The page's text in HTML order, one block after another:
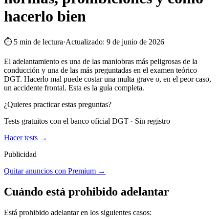
hacerlo bien
⏱ 5 min de lectura·Actualizado: 9 de junio de 2026
El adelantamiento es una de las maniobras más peligrosas de la
conducción y una de las más preguntadas en el examen teórico
DGT. Hacerlo mal puede costar una multa grave o, en el peor caso,
un accidente frontal. Esta es la guía completa.
¿Quieres practicar estas preguntas?
Tests gratuitos con el banco oficial DGT · Sin registro
Hacer tests →
Publicidad
Quitar anuncios con Premium →
Cuándo está prohibido adelantar
Está prohibido adelantar en los siguientes casos: